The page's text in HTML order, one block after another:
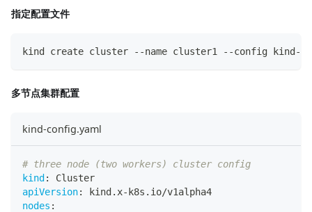
指定配置文件
kind create cluster --name cluster1 --config kind-
多节点集群配置
kind-config.yaml
# three node (two workers) cluster config
kind :
Cluster
apiVersion: kind.x- k8s.io/v1alpha4
nodes :